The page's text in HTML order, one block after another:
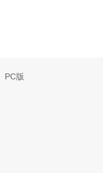
PC版